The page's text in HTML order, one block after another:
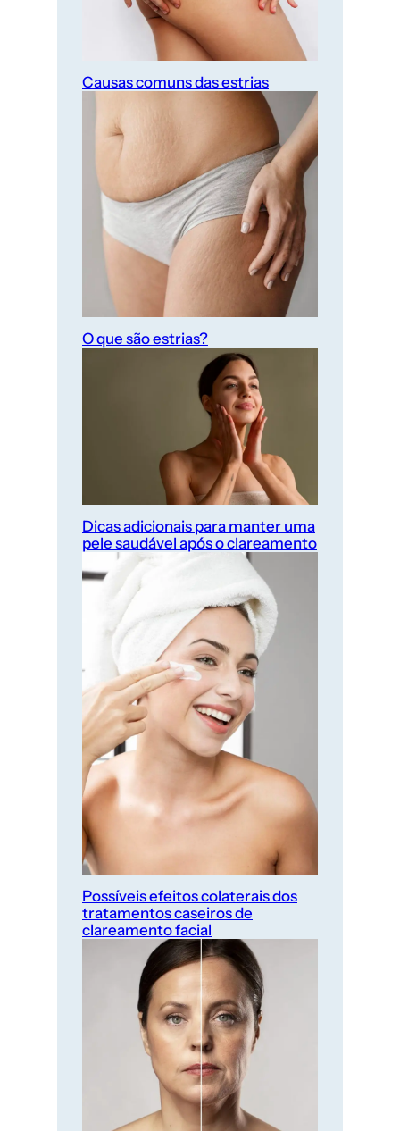
Causas comuns das estrias
O que são estrias?
Dicas adicionais para manter uma
pele saudável após o clareamento
Possíveis efeitos colaterais dos
tratamentos caseiros de
clareamento facial